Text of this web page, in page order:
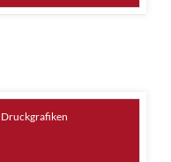
Druckgrafiken